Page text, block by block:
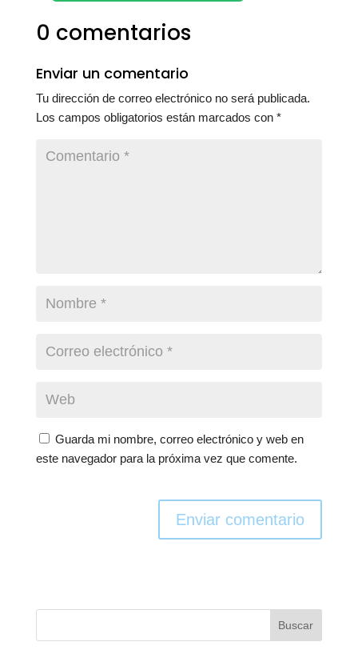
0 comentarios
Enviar un comentario
Tu dirección de correo electrónico no será publicada.
Los campos obligatorios están marcados con *
Guarda mi nombre, correo electrónico y web en
este navegador para la próxima vez que comente.
Enviar comentario